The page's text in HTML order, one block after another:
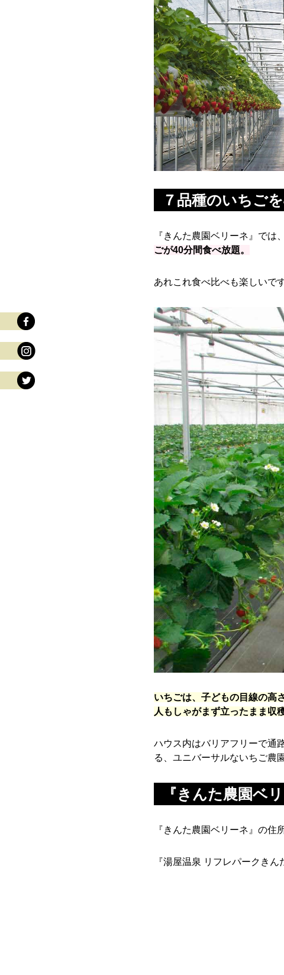
７品種のいちご
『きんた農園ベリーネ』で
ごが40分間食べ放題。
あれこれ食べ比べも楽しいです
いちごは、子どもの目線の高
人もしゃがまず立ったまま収
ハウス内はバリアフリーで通
る、ユニバーサルないちご農
『きんた農園ベ
『きんた農園ベリーネ』の住
『湯屋温泉 リフレパークき